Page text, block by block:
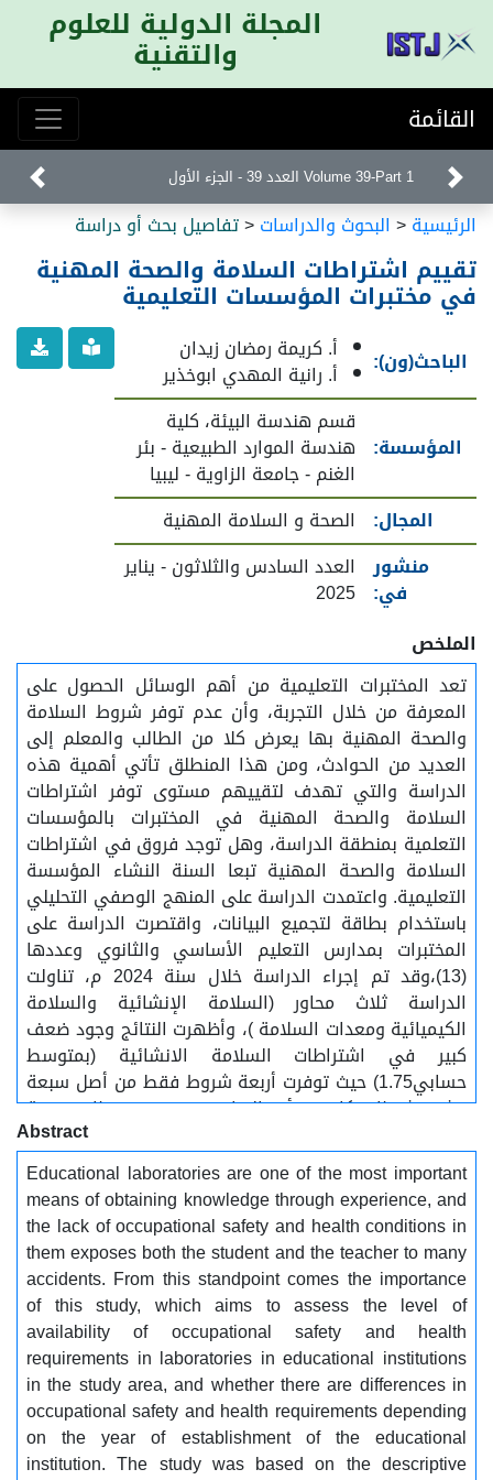
المجلة الدولية للعلوم
والتقنية
القائمة
Volume 39-Part 1 العدد 39 - الجزء الأول
الرئيسية< البحوث والدراسات<تفاصيل بحث أو دراسة
تقييم اشتراطات السلامة والصحة المهنية
في مختبرات المؤسسات التعليمية
الباحث(ون): أ. كريمة رمضان زيدان
أ. رانية المهدي ابوخذير
المؤسسة:
قسم هندسة البيئة، كلية
هندسة الموارد الطبيعية - بئر
الغنم - جامعة الزاوية - ليبيا
المجال:
الصحة و السلامة المهنية
منشور
في:
العدد السادس والثلاثون - يناير
2025
الملخص
تعد المختبرات التعليمية من أهم الوسائل الحصول على
المعرفة من خلال التجربة، وأن عدم توفر شروط السلامة
والصحة المهنية بها يعرض كلا من الطالب والمعلم إلى
العديد من الحوادث، ومن هذا المنطلق تأتي أهمية هذه
الدراسة والتي تهدف لتقييهم مستوى توفر اشتراطات
السلامة والصحة المهنية في المختبرات بالمؤسسات
التعلمية بمنطقة الدراسة، وهل توجد فروق في اشتراطات
السلامة والصحة المهنية تبعا السنة النشاء المؤسسة
التعليمية. واعتمدت الدراسة على المنهج الوصفي التحليلي
باستخدام بطاقة لتجميع البيانات، واقتصرت الدراسة على
المختبرات بمدارس التعليم الأساسي والثانوي وعددها
(13)،وقد تم إجراء الدراسة خلال سنة 2024 م، تناولت
الدراسة ثلاث محاور (السلامة الإنشائية والسلامة
الكيميائية ومعدات السلامة )، وأظهرت النتائج وجود ضعف
كبير في اشتراطات السلامة الانشائية (بمتوسط
حسابي1.75) حيث توفرت أربعة شروط فقط من أصل سبعة
عشرة شرطا، وكان من أبرز النواقص عدم توفر نظام تهوية
وطرد فعال في المختبرات كما أظهرت انعداما كبيرا في
اشتراطات السلامة الكيميائية (بمتوسط حسابي1.4) حيث
توفر شرط واحد فقط من أصل أربعة عشر شرطا وكان من
أبرز النواقص خبرة المشرفين في التعامل مع المواد
والحوادث، كما أظهرت الدراسة ضعفا كبيرا في توفر معدات
السلامة (بمتوسط حسابي1.39) حيث توفر شرطين من أصل
سبعة عشر مع ملاحظة عدم وجود أبسط معدات السلامة
مثل صندوق الإسعافات الأولية في معظم المدارس، وأيضا
بينت الدراسة عدم وجود فروق لاشتراطات السلامة تبعا
لسنة الإنشاء................ الكلمات المفتاحية:
...........المؤسسات التعليمية، المختبرات، السلامة الانشائية،
السلامة المهنية، الصحة المهنية.
Abstract
Educational laboratories are one of the most important
means of obtaining knowledge through experience, and
the lack of occupational safety and health conditions in
them exposes both the student and the teacher to many
accidents. From this standpoint comes the importance
of this study, which aims to assess the level of
availability of occupational safety and health
requirements in laboratories in educational institutions
in the study area, and whether there are differences in
occupational safety and health requirements depending
on the year of establishment of the educational
institution. The study was based on the descriptive